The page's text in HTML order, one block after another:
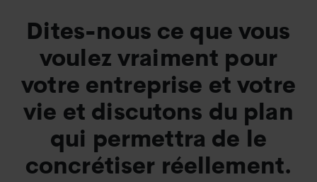
Dites-nous ce que vous
voulez vraiment pour
votre entreprise et votre
vie et discutons du plan
qui permettra de le
concrétiser réellement.